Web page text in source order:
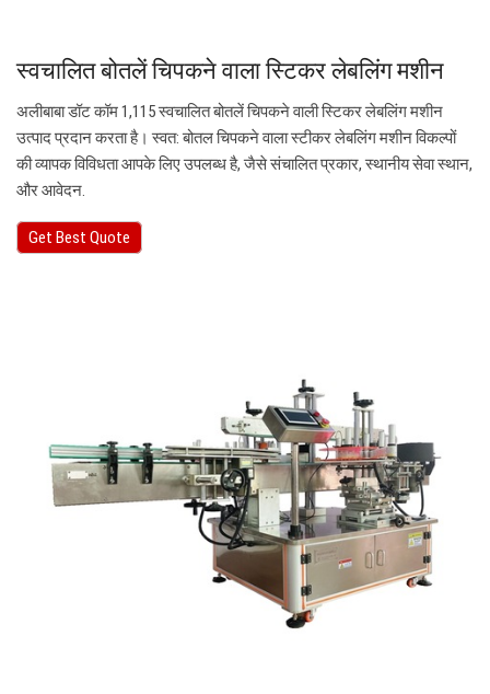
स्वचालित बोतलें चिपकने वाला स्टिकर लेबलिंग मशीन
अलीबाबा डॉट कॉम 1,115 स्वचालित बोतलें चिपकने वाली स्टिकर लेबलिंग मशीन
उत्पाद प्रदान करता है। स्वत: बोतल चिपकने वाला स्टीकर लेबलिंग मशीन विकल्पों
की व्यापक विविधता आपके लिए उपलब्ध है, जैसे संचालित प्रकार, स्थानीय सेवा स्थान,
और आवेदन.
Get Best Quote